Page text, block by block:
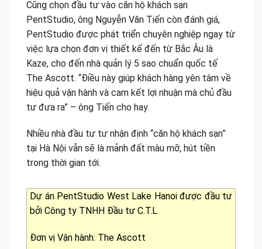
Cũng chọn đầu tư vào căn hộ khách sạn
PentStudio, ông Nguyễn Văn Tiến còn đánh giá,
PentStudio được phát triển chuyên nghiệp ngay từ
việc lựa chọn đơn vị thiết kế đến từ Bắc Âu là
Kaze, cho đến nhà quản lý 5 sao chuẩn quốc tế
The Ascott. “Điều này giúp khách hàng yên tâm về
hiệu quả vận hành và cam kết lợi nhuận mà chủ đầu
tư đưa ra” – ông Tiến cho hay.
Nhiều nhà đầu tư tư nhận định “căn hộ khách sạn”
tại Hà Nội vẫn sẽ là mảnh đất màu mỡ, hút tiền
trong thời gian tới.
Dự án PentStudio West Lake Hanoi được đầu tư
bởi Công ty TNHH Đầu tư C.T.L
Đơn vị Vận hành: The Ascott